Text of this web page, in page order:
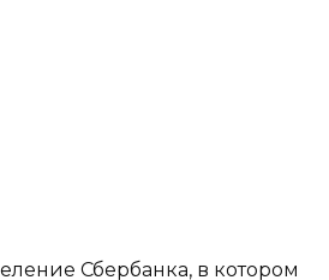
Сбербанка, в котором